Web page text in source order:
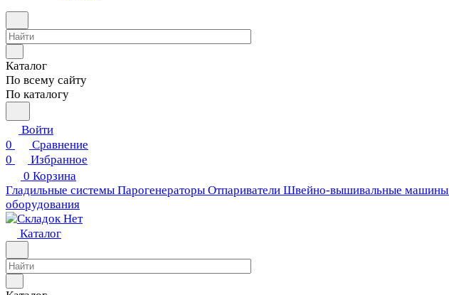
Каталог
По всему сайту
По каталогу
Войти
0
Сравнение
0
Избранное
0 Корзина
Гладильные системы Парогенераторы Отпариватели Швейно-вышивальные машины
оборудования
Каталог